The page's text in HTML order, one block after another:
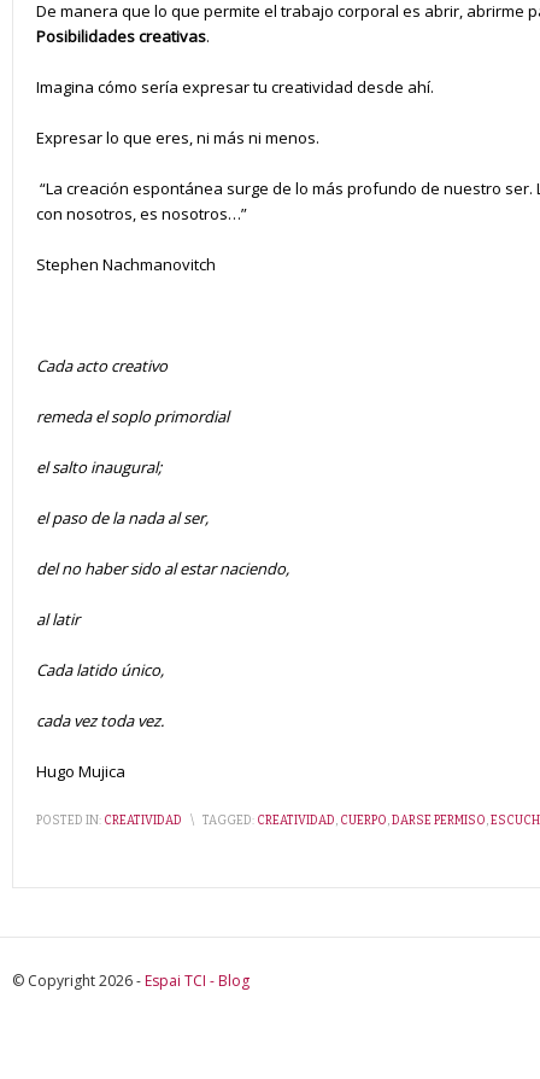
De manera que lo que permite el trabajo corporal es abrir, abrirme
Posibilidades creativas.
Imagina cómo sería expresar tu creatividad desde ahí.
Expresar lo que eres, ni más ni menos.
“La creación espontánea surge de lo más profundo de nuestro
con nosotros, es nosotros…”
Stephen Nachmanovitch
Cada acto creativo
remeda el soplo primordial
el salto inaugural;
el paso de la nada al ser,
del no haber sido al estar naciendo,
al latir
Cada latido único,
cada vez toda vez.
Hugo Mujica
POSTED IN: CREATIVIDAD \ TAGGED: CREATIVIDAD, CUERPO,DARSE PERMISO,
© Copyright 2026 - Espai TCI - Blog